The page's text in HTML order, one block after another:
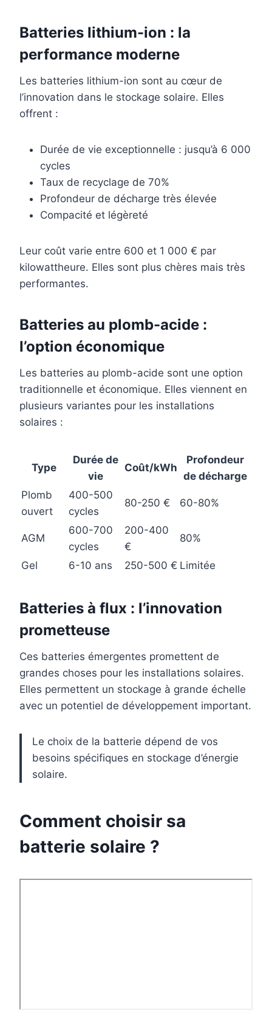
Batteries lithium-ion : la
performance moderne
Les batteries lithium-ion sont au cœur de
l’innovation dans le stockage solaire. Elles
offrent :
Durée de vie exceptionnelle : jusqu’à 6 000
cycles
Taux de recyclage de 70%
Profondeur de décharge très élevée
Compacité et légèreté
Leur coût varie entre 600 et 1 000 € par
kilowattheure. Elles sont plus chères mais très
performantes.
Batteries au plomb-acide :
l’option économique
Les batteries au plomb-acide sont une option
traditionnelle et économique. Elles viennent en
plusieurs variantes pour les installations
solaires :
Type
Durée de
vie
Coût/kWh
Profondeur
de décharge
Plomb
ouvert
400-500
cycles
80-250 € 60-80%
AGM
600-700
cycles
200-400
€
80%
Gel 6-10 ans 250-500 € Limitée
Batteries à flux : l’innovation
prometteuse
Ces batteries émergentes promettent de
grandes choses pour les installations solaires.
Elles permettent un stockage à grande échelle
avec un potentiel de développement important.
Le choix de la batterie dépend de vos
besoins spécifiques en stockage d’énergie
solaire.
Comment choisir sa
batterie solaire ?